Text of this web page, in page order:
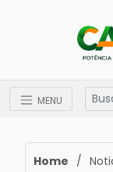
MENU
Home /